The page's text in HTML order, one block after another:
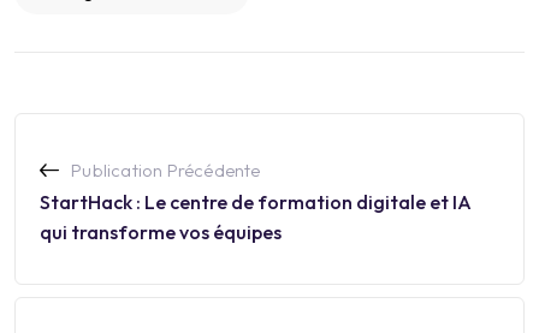
Publication Précédente
StartHack : Le centre de formation digitale et IA
qui transforme vos équipes